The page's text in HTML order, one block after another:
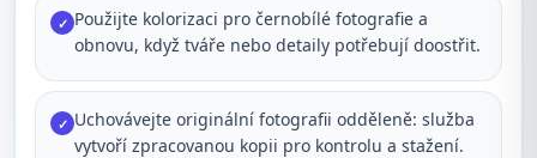
✓ Použijte kolorizaci pro černobílé fotografie a
obnovu, když tváře nebo detaily potřebují doostřit.
✓ Uchovávejte originální fotografii odděleně: služba
vytvoří zpracovanou kopii pro kontrolu a stažení.